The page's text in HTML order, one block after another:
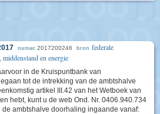
numac 2017200246 bron federale
en energie
in de Kruispuntbank van
tot de intrekking van de ambtshalve
artikel III.42 van het Wetboek van
hebt, kunt u de web Ond. Nr. 0406.940.734
de ambtshalve doorhaling ingaande vanaf: